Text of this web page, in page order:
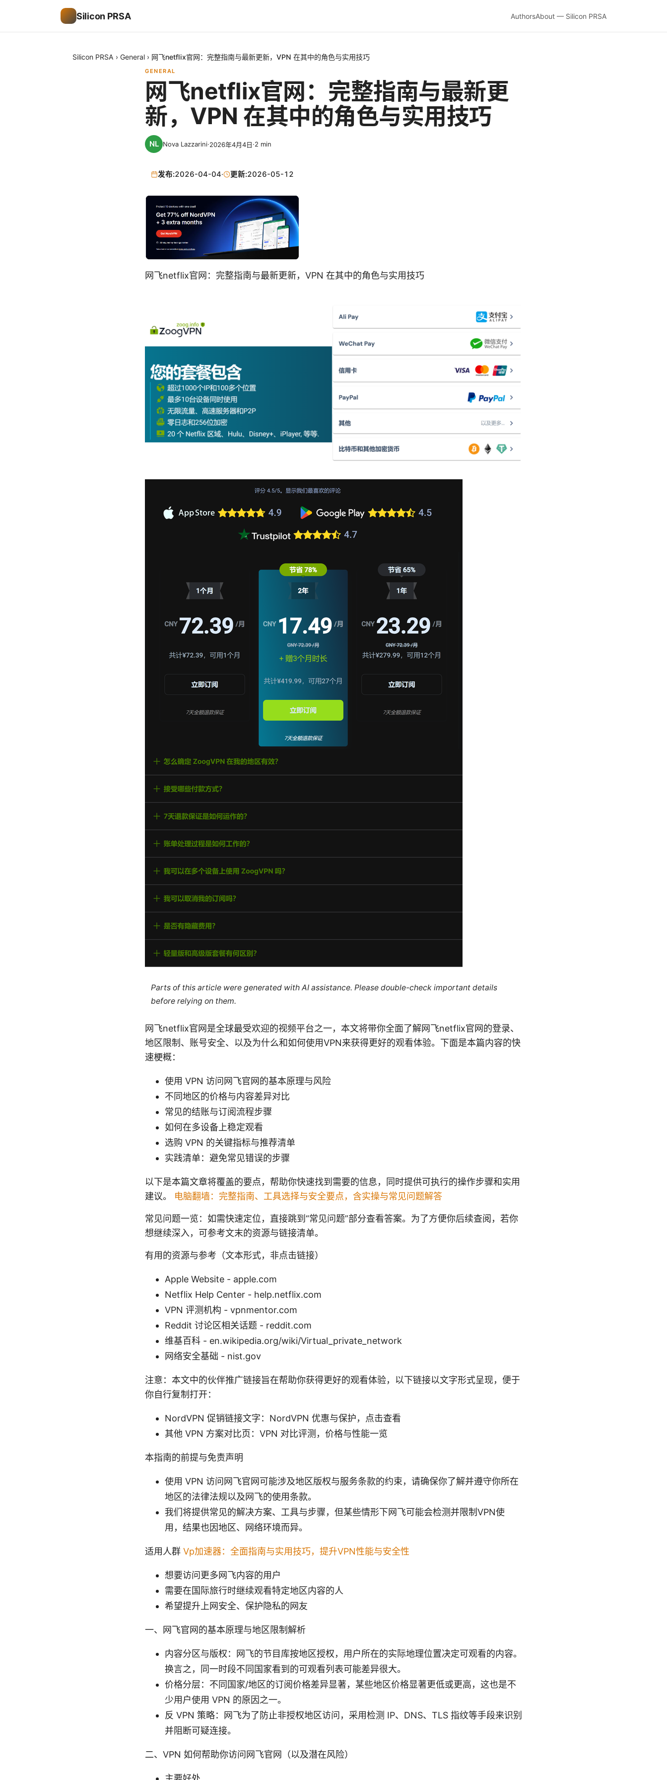
Silicon PRSA AuthorsAbout — Silicon PRSA
Silicon PRSA › General › 网飞netflix官网：完整指南与最新更新，VPN 在其中的角色与实用技巧
GENERAL
网飞netflix官网：完整指南与最新更
新，VPN 在其中的角色与实用技巧
Nova Lazzarini·2026年4月4日·2 min
发布:2026-04-04· 更新:2026-05-12
网飞netflix官网：完整指南与最新更新，VPN 在其中的角色与实用技巧
Parts of this article were generated with AI assistance. Please double-check important details
before relying on them.
网飞netflix官网是全球最受欢迎的视频平台之一，本文将带你全面了解网飞netflix官网的登录、
地区限制、账号安全、以及为什么和如何使用VPN来获得更好的观看体验。下面是本篇内容的快
速梗概：
使用 VPN 访问网飞官网的基本原理与风险
不同地区的价格与内容差异对比
常见的结账与订阅流程步骤
如何在多设备上稳定观看
选购 VPN 的关键指标与推荐清单
实践清单：避免常见错误的步骤
以下是本篇文章将覆盖的要点，帮助你快速找到需要的信息，同时提供可执行的操作步骤和实用
建议。 电脑翻墙：完整指南、工具选择与安全要点，含实操与常见问题解答
常见问题一览：如需快速定位，直接跳到“常见问题”部分查看答案。为了方便你后续查阅，若你
想继续深入，可参考文末的资源与链接清单。
有用的资源与参考（文本形式，非点击链接）
Apple Website - apple.com
Netflix Help Center - help.netflix.com
VPN 评测机构 - vpnmentor.com
Reddit 讨论区相关话题 - reddit.com
维基百科 - en.wikipedia.org/wiki/Virtual_private_network
网络安全基础 - nist.gov
注意：本文中的伙伴推广链接旨在帮助你获得更好的观看体验，以下链接以文字形式呈现，便于
你自行复制打开：
NordVPN 促销链接文字：NordVPN 优惠与保护，点击查看
其他 VPN 方案对比页：VPN 对比评测，价格与性能一览
本指南的前提与免责声明
使用 VPN 访问网飞官网可能涉及地区版权与服务条款的约束，请确保你了解并遵守你所在
地区的法律法规以及网飞的使用条款。
我们将提供常见的解决方案、工具与步骤，但某些情形下网飞可能会检测并限制VPN使
用，结果也因地区、网络环境而异。
适用人群 Vp加速器：全面指南与实用技巧，提升VPN性能与安全性
想要访问更多网飞内容的用户
需要在国际旅行时继续观看特定地区内容的人
希望提升上网安全、保护隐私的网友
一、网飞官网的基本原理与地区限制解析
内容分区与版权：网飞的节目库按地区授权，用户所在的实际地理位置决定可观看的内容。
换言之，同一时段不同国家看到的可观看列表可能差异很大。
价格分层：不同国家/地区的订阅价格差异显著，某些地区价格显著更低或更高，这也是不
少用户使用 VPN 的原因之一。
反 VPN 策略：网飞为了防止非授权地区访问，采用检测 IP、DNS、TLS 指纹等手段来识别
并阻断可疑连接。
二、VPN 如何帮助你访问网飞官网（以及潜在风险）